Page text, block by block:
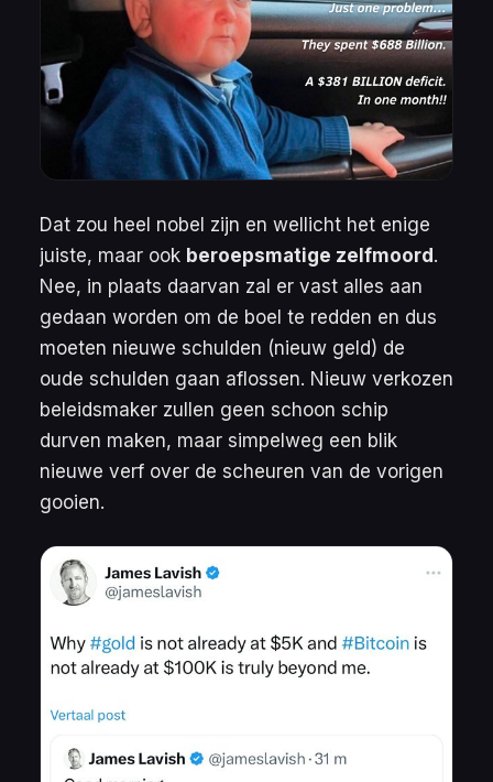
Dat zou heel nobel zijn en wellicht het enige
juiste, maar ook beroepsmatige zelfmoord.
Nee, in plaats daarvan zal er vast alles aan
gedaan worden om de boel te redden en dus
moeten nieuwe schulden (nieuw geld) de
oude schulden gaan aflossen. Nieuw verkozen
beleidsmaker zullen geen schoon schip
durven maken, maar simpelweg een blik
nieuwe verf over de scheuren van de vorigen
gooien.